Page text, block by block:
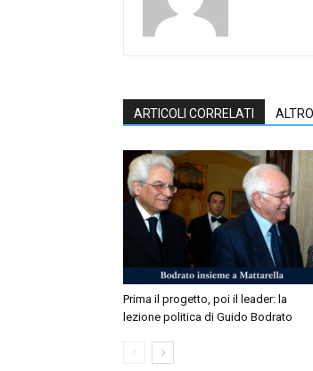
ARTICOLI CORRELATI
Prima il progetto, poi il leader: la
lezione politica di Guido Bodrato